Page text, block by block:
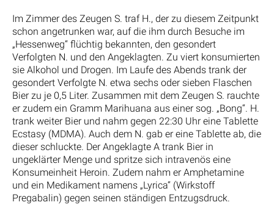
Im Zimmer des Zeugen S. traf H., der zu diesem Zeitpunkt
schon angetrunken war, auf die ihm durch Besuche im
„Hessenweg“ flüchtig bekannten, den gesondert
Verfolgten N. und den Angeklagten. Zu viert konsumierten
sie Alkohol und Drogen. Im Laufe des Abends trank der
gesondert Verfolgte N. etwa sechs oder sieben Flaschen
Bier zu je 0,5 Liter. Zusammen mit dem Zeugen S. rauchte
er zudem ein Gramm Marihuana aus einer sog. „Bong“. H.
trank weiter Bier und nahm gegen 22:30 Uhr eine Tablette
Ecstasy (MDMA). Auch dem N. gab er eine Tablette ab, die
dieser schluckte. Der Angeklagte A trank Bier in
ungeklärter Menge und spritze sich intravenös eine
Konsumeinheit Heroin. Zudem nahm er Amphetamine
und ein Medikament namens „Lyrica“ (Wirkstoff
Pregabalin) gegen seinen ständigen Entzugsdruck.